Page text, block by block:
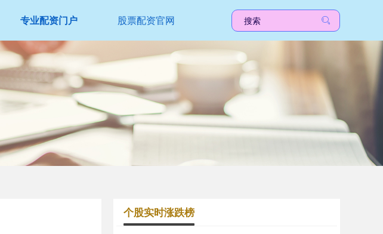
专业配资门户 股票配资官网
个股实时涨跌榜